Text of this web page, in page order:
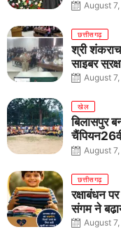
August
छत्तीसगढ़
श्री
साइबर
जागरूकता
August
खेल
बिलासपुर
तीनों आयु
August
छत्तीसगढ़
रक्षाबंधन
संगम ने
August